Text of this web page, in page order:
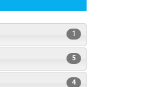
1
5
4